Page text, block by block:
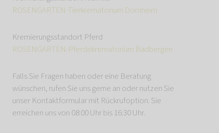
ROSENGARTEN-Tierkrematorium Dornheim
Kremierungsstandort Pferd
ROSENGARTEN-Pferdekrematorium Badbergen
Falls Sie Fragen haben oder eine Beratung
wünschen, rufen Sie uns gerne an oder nutzen Sie
unser Kontaktformular mit Rückrufoption. Sie
erreichen uns von 08:00 Uhr bis 16:30 Uhr.